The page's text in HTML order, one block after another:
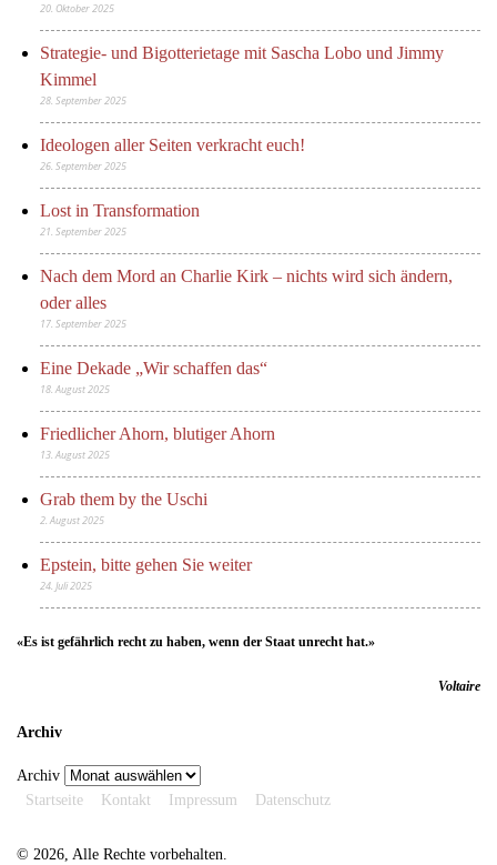
20. Oktober 2025
Strategie- und Bigotterietage mit Sascha Lobo und Jimmy
Kimmel
28. September 2025
Ideologen aller Seiten verkracht euch!
26. September 2025
Lost in Transformation
21. September 2025
Nach dem Mord an Charlie Kirk – nichts wird sich ändern,
oder alles
17. September 2025
Eine Dekade „Wir schaffen das“
18. August 2025
Friedlicher Ahorn, blutiger Ahorn
13. August 2025
Grab them by the Uschi
2. August 2025
Epstein, bitte gehen Sie weiter
24. Juli 2025
«Es ist gefährlich recht zu haben, wenn der Staat unrecht hat.»
Voltaire
Archiv
Archiv
Startseite
Kontakt Impressum Datenschutz
© 2026, Alle Rechte vorbehalten.